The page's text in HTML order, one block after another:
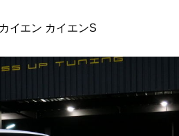
イエン カイエンS